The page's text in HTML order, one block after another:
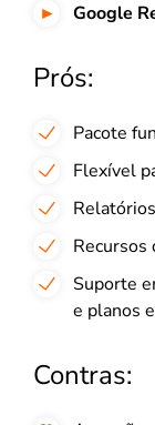
Google
Prós:
Pacote
Flexível
Suporte
e planos
Contras: